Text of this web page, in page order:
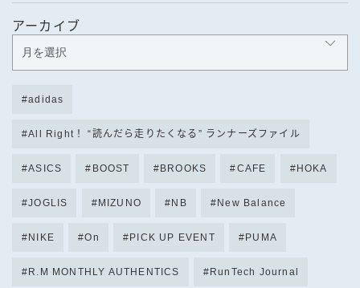
アーカイブ
adidas
All Right！ “読んだら走りたくなる” ランナーズファイル
ASICS BOOST BROOKS CAFE HOKA
JOGLIS MIZUNO NB New Balance
NIKE On PICK UP EVENT PUMA
R.M MONTHLY AUTHENTICS RunTech Journal